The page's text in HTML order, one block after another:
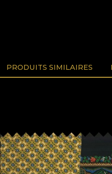
PRODUITS SIMILAIRES